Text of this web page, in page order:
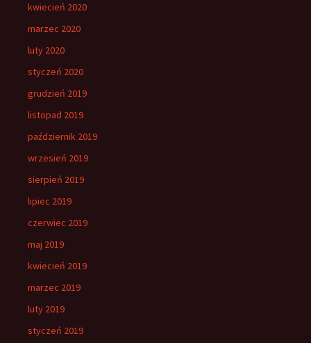
kwiecień 2020
marzec 2020
luty 2020
styczeń 2020
grudzień 2019
listopad 2019
październik 2019
wrzesień 2019
sierpień 2019
lipiec 2019
czerwiec 2019
maj 2019
kwiecień 2019
marzec 2019
luty 2019
styczeń 2019